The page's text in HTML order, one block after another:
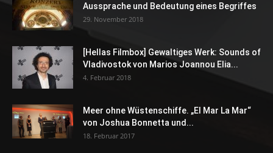
Aussprache und Bedeutung eines Begriffes
29. November 2018
[Hellas Filmbox] Gewaltiges Werk: Sounds of
Vladivostok von Marios Joannou Elia...
4. Februar 2018
Meer ohne Wüstenschiffe. „El Mar La Mar“
von Joshua Bonnetta und...
18. Februar 2017